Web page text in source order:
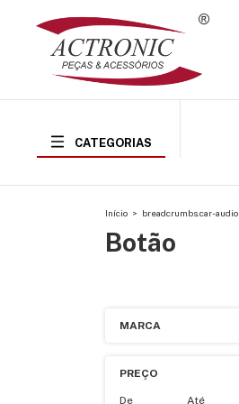
CATEGORIAS
Início > breadcrumbs.car-audio
Botão
MARCA
PREÇO
De Até